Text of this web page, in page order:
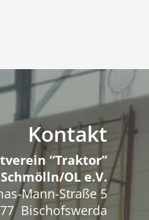
Kontakt
“Traktor”
Schmölln/OL e.V.
Mann-Straße 5
Bischofswerda